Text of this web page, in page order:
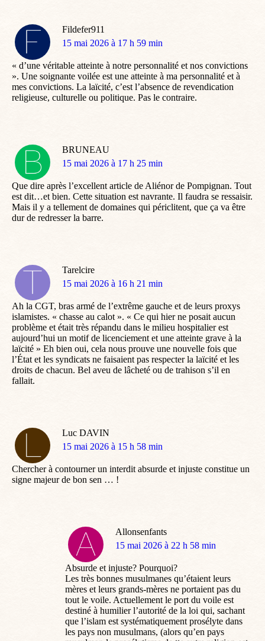
Fildefer911
dit
15 mai 2026 à 17 h 59 min
« d’une véritable atteinte à notre personnalité et nos convictions
». Une soignante voilée est une atteinte à ma personnalité et à
mes convictions. La laïcité, c’est l’absence de revendication
religieuse, culturelle ou politique. Pas le contraire.
BRUNEAU
dit
15 mai 2026 à 17 h 25 min
Que dire après l’excellent article de Aliénor de Pompignan. Tout
est dit…et bien. Cette situation est navrante. Il faudra se ressaisir.
Mais il y a tellement de domaines qui périclitent, que ça va être
dur de redresser la barre.
Tarelcire
dit
15 mai 2026 à 16 h 21 min
Ah la CGT, bras armé de l’extrême gauche et de leurs proxys
islamistes. « chasse au calot ». « Ce qui hier ne posait aucun
problème et était très répandu dans le milieu hospitalier est
aujourd’hui un motif de licenciement et une atteinte grave à la
laïcité » Eh bien oui, cela nous prouve une nouvelle fois que
l’État et les syndicats ne faisaient pas respecter la laïcité et les
droits de chacun. Bel aveu de lâcheté ou de trahison s’il en
fallait.
Luc DAVIN
dit
15 mai 2026 à 15 h 58 min
Chercher à contourner un interdit absurde et injuste constitue un
signe majeur de bon sen … !
Allonsenfants
dit
15 mai 2026 à 22 h 58 min
Absurde et injuste? Pourquoi?
Les très bonnes musulmanes qu’étaient leurs
mères et leurs grands-mères ne portaient pas du
tout le voile. Actuellement le port du voile est
destiné à humilier l’autorité de la loi qui, sachant
que l’islam est systématiquement prosélyte dans
les pays non musulmans, (alors qu’en pays